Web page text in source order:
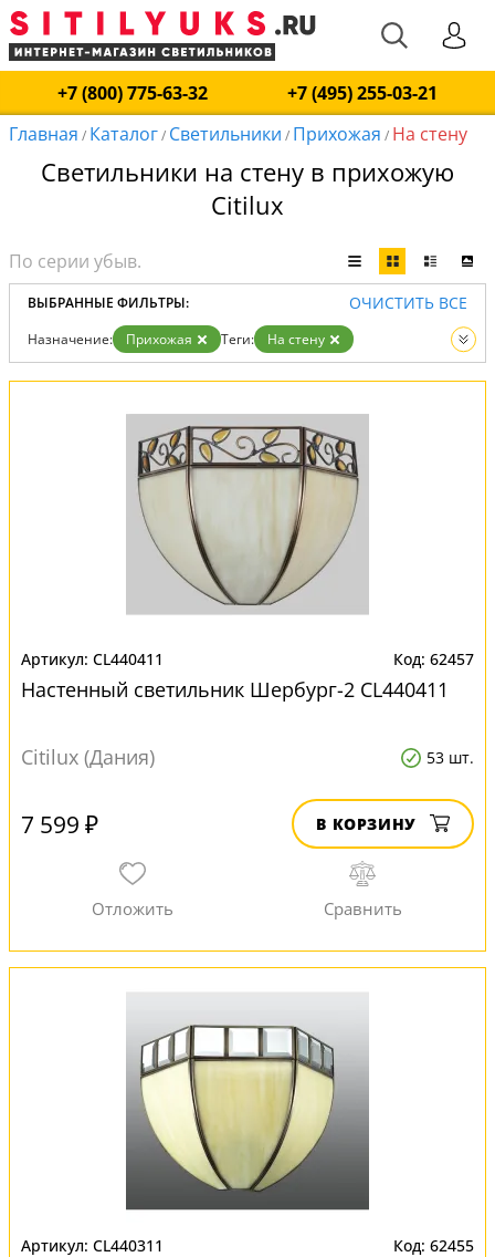
+7 (800) 775-63-32
+7 (495) 255-03-21
Главная / Каталог/ Светильники / Прихожая / На стену
Светильники на стену в прихожую
Citilux
ВЫБРАННЫЕ ФИЛЬТРЫ: ОЧИСТИТЬ ВСЕ
Назначение: Прихожая Теги:
На стену
Вид:
Светильники
CL440411 62457
Настенный светильник Шербург-2 CL440411
Citilux (Дания) 53 шт.
7 599 ₽ В КОРЗИНУ
CL440311 62455